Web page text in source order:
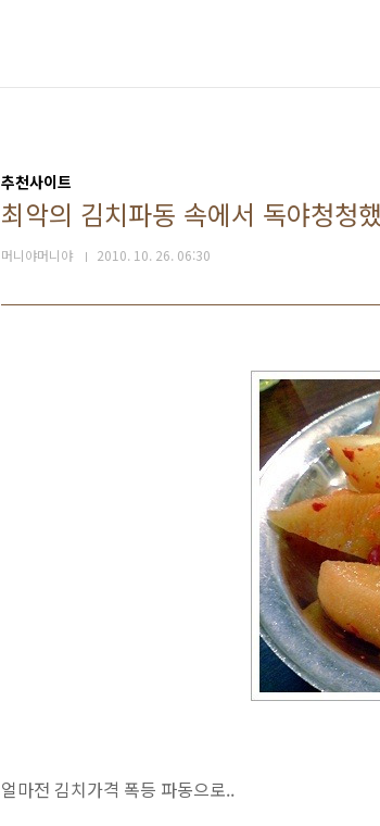
추천사이트
최악의 김치파동 속에서 독야청청
머니야머니야 2010. 10. 26. 06:30
얼마전 김치가격 폭등 파동으로..